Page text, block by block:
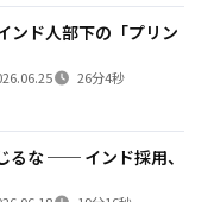
ド人部下の「プリン
26分4秒
るな ── インド採用、